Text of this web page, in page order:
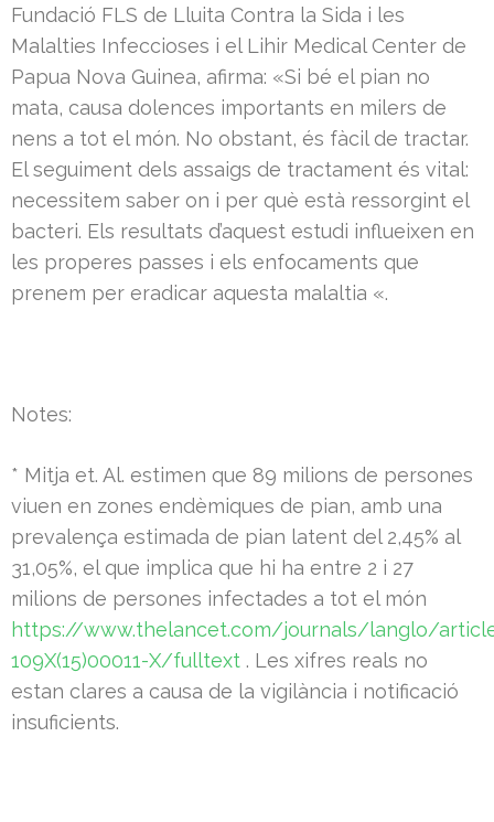
Fundació FLS de Lluita Contra la Sida i les
Malalties Infeccioses i el Lihir Medical Center de
Papua Nova Guinea, afirma: «Si bé el pian no
mata, causa dolences importants en milers de
nens a tot el món. No obstant, és fàcil de tractar.
El seguiment dels assaigs de tractament és vital:
necessitem saber on i per què està ressorgint el
bacteri. Els resultats d’aquest estudi influeixen en
les properes passes i els enfocaments que
prenem per eradicar aquesta malaltia «.
Notes:
* Mitja et. Al. estimen que 89 milions de persones
viuen en zones endèmiques de pian, amb una
prevalença estimada de pian latent del 2,45% al
31,05%, el que implica que hi ha entre 2 i 27
milions de persones infectades a tot el món
https://www.thelancet.com/journals/langlo/
109X(15)00011-X/fulltext . Les xifres reals no
estan clares a causa de la vigilància i notificació
insuficients.